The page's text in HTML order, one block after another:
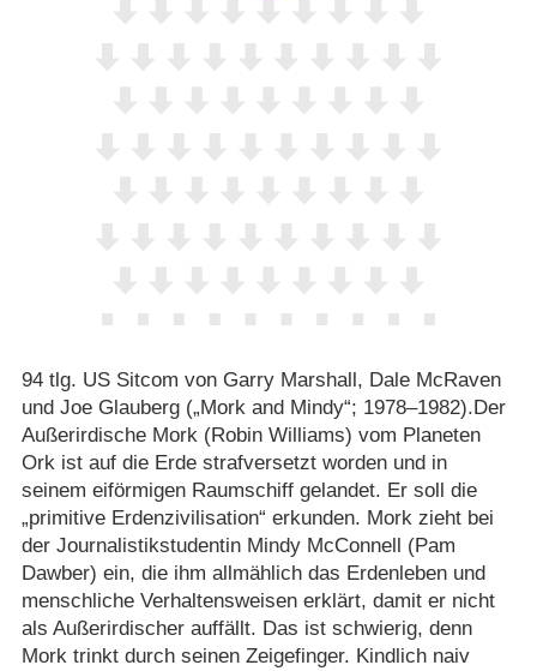
94 tlg. US Sitcom von Garry Marshall, Dale McRaven
und Joe Glauberg („Mork and Mindy“; 1978⁠–⁠1982).Der
Außerirdische Mork (Robin Williams) vom Planeten
Ork ist auf die Erde strafversetzt worden und in
seinem eiförmigen Raumschiff gelandet. Er soll die
„primitive Erdenzivilisation“ erkunden. Mork zieht bei
der Journalistikstudentin Mindy McConnell (Pam
Dawber) ein, die ihm allmählich das Erdenleben und
menschliche Verhaltensweisen erklärt, damit er nicht
als Außerirdischer auffällt. Das ist schwierig, denn
Mork trinkt durch seinen Zeigefinger. Kindlich naiv